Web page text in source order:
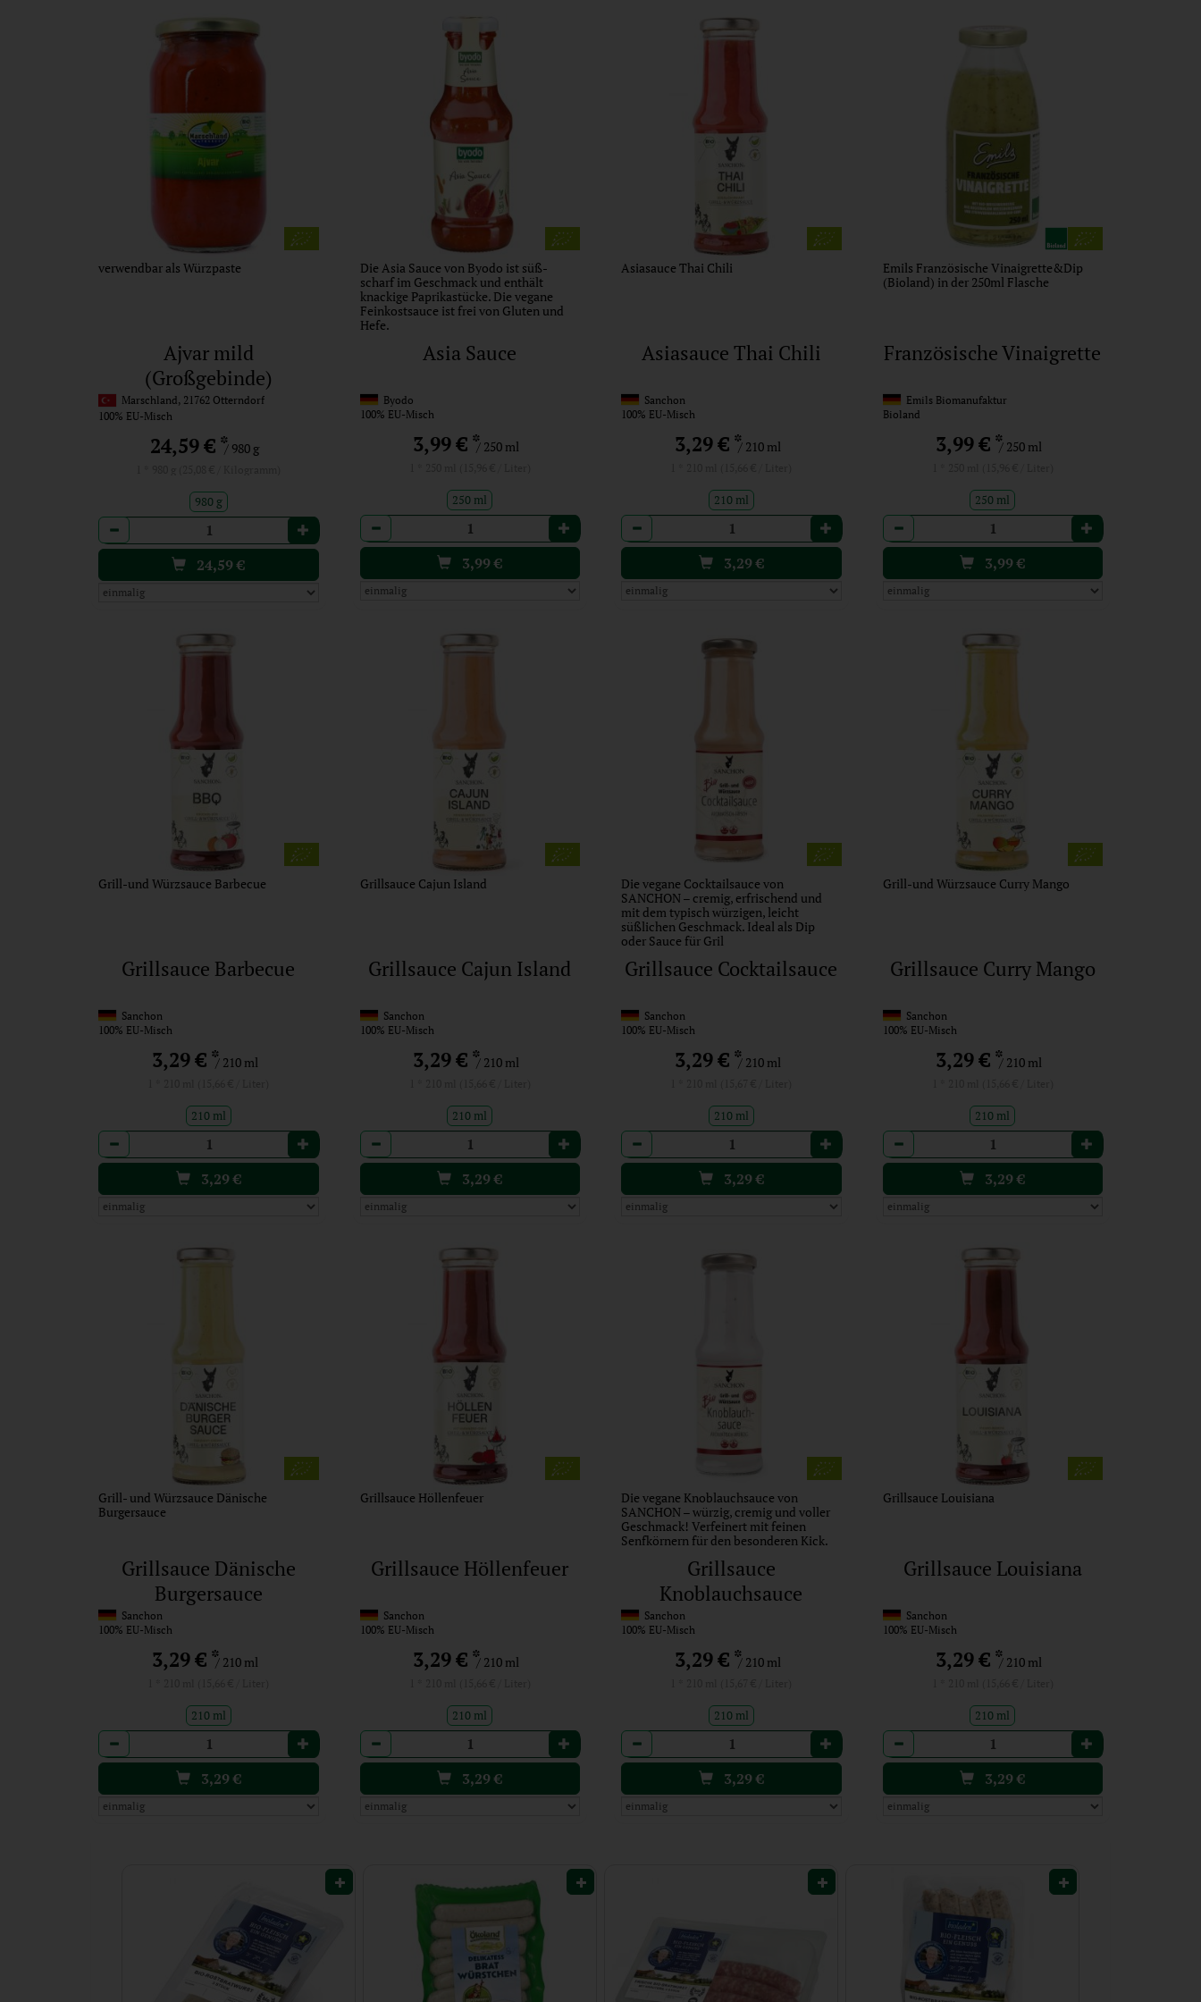
verwendbar als Würzpaste
Ajvar mild
(Großgebinde)
Marschland, 21762 Otterndorf
100% EU-Misch
24,59 € */ 980 g
980 g
Anzahl
24,59€
Die Asia Sauce von Byodo ist süß-
scharf im Geschmack und enthält
knackige Paprikastücke. Die vegane
Feinkostsauce ist frei von Gluten und
Hefe.
Asia Sauce
Byodo
100% EU-Misch
3,99 € */ 250 ml
250 ml
Anzahl
3,99€
Asiasauce Thai Chili
Asiasauce Thai Chili
Sanchon
100% EU-Misch
3,29 €*/ 210 ml
210 ml
Anzahl
3,29€
Emils Französische Vinaigrette&Dip
(Bioland) in der 250ml Flasche
Französische Vinaigrette
Emils Biomanufaktur
Bioland
3,99 € */ 250 ml
250 ml
Anzahl
3,99€
Grill-und Würzsauce Barbecue
Grillsauce Barbecue
Sanchon
100% EU-Misch
3,29 €*/ 210 ml
210 ml
Anzahl
3,29€
Grillsauce Cajun Island
Grillsauce Cajun Island
Sanchon
100% EU-Misch
3,29 € */ 210 ml
210 ml
Anzahl
3,29€
Die vegane Cocktailsauce von
SANCHON – cremig, erfrischend und
mit dem typisch würzigen, leicht
süßlichen Geschmack. Ideal als Dip
oder Sauce für Gril
Grillsauce Cocktailsauce
Sanchon
100% EU-Misch
3,29 €*/ 210 ml
210 ml
Anzahl
3,29€
Grill-und Würzsauce Curry Mango
Grillsauce Curry Mango
Sanchon
100% EU-Misch
3,29 € */ 210 ml
210 ml
Anzahl
3,29€
Grill- und Würzsauce Dänische
Burgersauce
Grillsauce Dänische
Burgersauce
Sanchon
100% EU-Misch
3,29 €*/ 210 ml
210 ml
Anzahl
3,29€
Grillsauce Höllenfeuer
Grillsauce Höllenfeuer
Sanchon
100% EU-Misch
3,29 € */ 210 ml
210 ml
Anzahl
3,29€
Die vegane Knoblauchsauce von
SANCHON – würzig, cremig und voller
Geschmack! Verfeinert mit feinen
Senfkörnern für den besonderen Kick.
Grillsauce
Knoblauchsauce
Sanchon
100% EU-Misch
3,29 €*/ 210 ml
210 ml
Anzahl
3,29€
Grillsauce Louisiana
Grillsauce Louisiana
Sanchon
100% EU-Misch
3,29 € */ 210 ml
210 ml
Anzahl
3,29€